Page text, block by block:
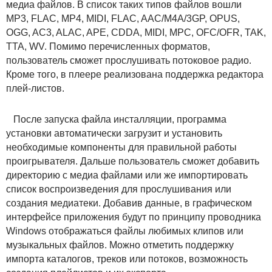
медиа файлов. В список таких типов файлов вошли
MP3, FLAC, MP4, MIDI, FLAC, AAC/M4A/3GP, OPUS,
OGG, AC3, ALAC, APE, CDDA, MIDI, MPC, OFC/OFR, TAK,
TTA, WV. Помимо перечисленных форматов,
пользователь сможет прослушивать потоковое радио.
Кроме того, в плеере реализована поддержка редактора
плей-листов.
После запуска файла инсталляции, программа
установки автоматически загрузит и установить
необходимые компоненты для правильной работы
проигрывателя. Дальше пользователь сможет добавить
директорию с медиа файлами или же импортировать
список воспроизведения для прослушивания или
создания медиатеки. Добавив данные, в графическом
интерфейсе приложения будут по принципу проводника
Windows отображаться файлы любимых клипов или
музыкальных файлов. Можно отметить поддержку
импорта каталогов, треков или потоков, возможность